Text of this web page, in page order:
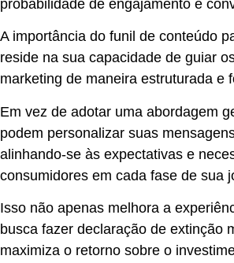
probabilidade de engajamento e
A importância do funil de conteúdo
reside na sua capacidade de guiar
marketing de maneira estruturada e
Em vez de adotar uma abordagem
podem personalizar suas
alinhando-se às expectativas e
consumidores em cada fase de sua
Isso não apenas melhora a
busca fazer declaração de extinção
maximiza o retorno sobre o